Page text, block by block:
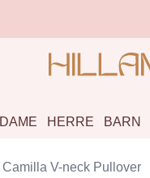
DAME HERRE BARN
Camilla V-neck Pullover